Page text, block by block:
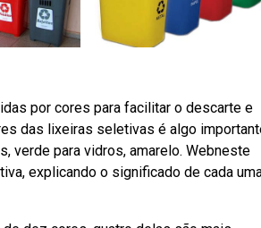
por cores para facilitar o descarte e
das lixeiras seletivas é algo
verde para vidros, amarelo. Webneste
explicando o significado de cada